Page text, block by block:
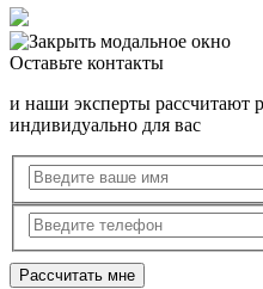
Оставьте контакты
и наши эксперты рассчитают
индивидуально для вас